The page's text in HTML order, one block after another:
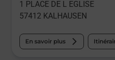
1 PLACE DE L EGLISE
57412 KALHAUSEN
En savoir plus